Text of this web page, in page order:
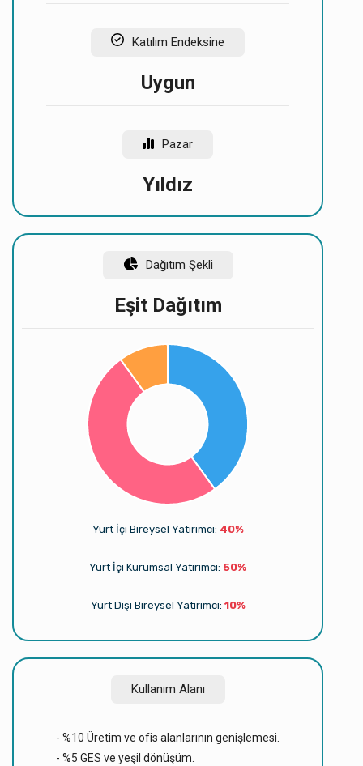
Katılım Endeksine
Uygun
Pazar
Yıldız
Dağıtım Şekli
Eşit Dağıtım
Yurt İçi Bireysel Yatırımcı: 40%
Yurt İçi Kurumsal Yatırımcı: 50%
Yurt Dışı Bireysel Yatırımcı: 10%
Kullanım Alanı
- %10 Üretim ve ofis alanlarının genişlemesi.
- %5 GES ve yeşil dönüşüm.